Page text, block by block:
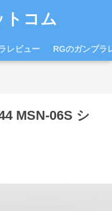
トコム
レビュー RGのガンプラ
MSN-06S シ